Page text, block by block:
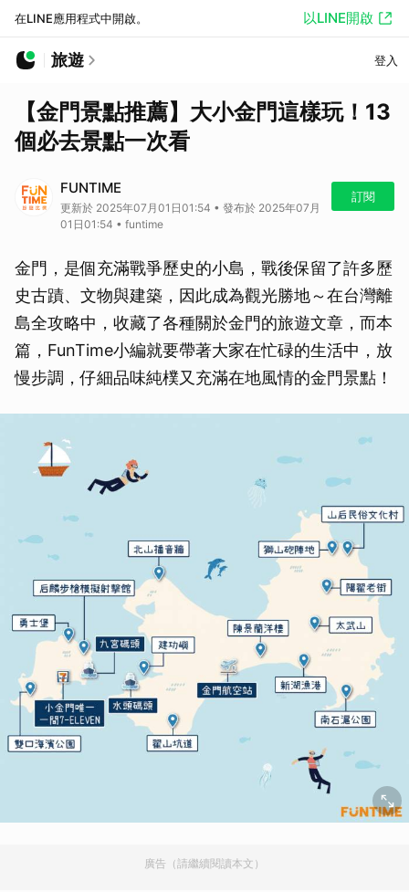
在LINE應用程式中開啟。 以LINE開啟
旅遊 登入
【金門景點推薦】大小金門這樣玩！13
個必去景點一次看
FUNTIME
更新於 2025年07月01日01:54 • 發布於 2025年07月
01日01:54 • funtime
訂閱
金門，是個充滿戰爭歷史的小島，戰後保留了許多歷
史古蹟、文物與建築，因此成為觀光勝地～在台灣離
島全攻略中，收藏了各種關於金門的旅遊文章，而本
篇，FunTime小編就要帶著大家在忙碌的生活中，放
慢步調，仔細品味純樸又充滿在地風情的金門景點！
廣告（請繼續閱讀本文）